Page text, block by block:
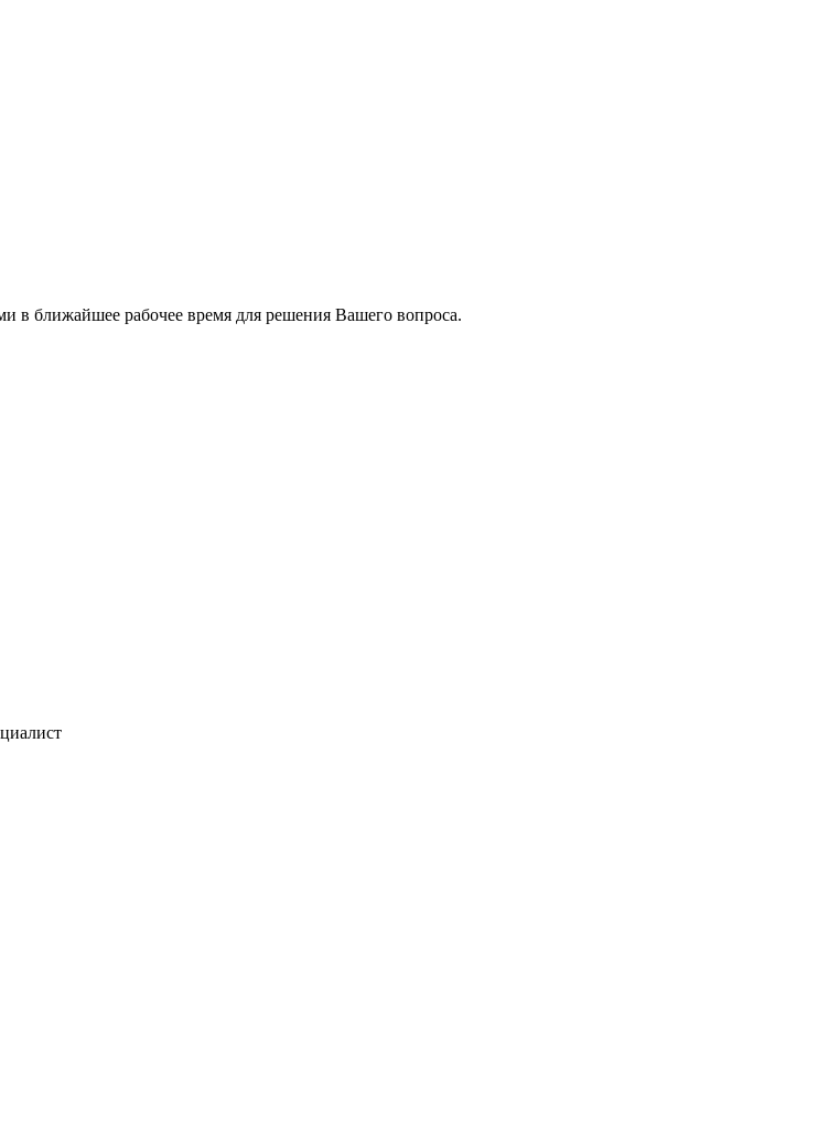
в ближайшее рабочее время для решения Вашего вопроса.